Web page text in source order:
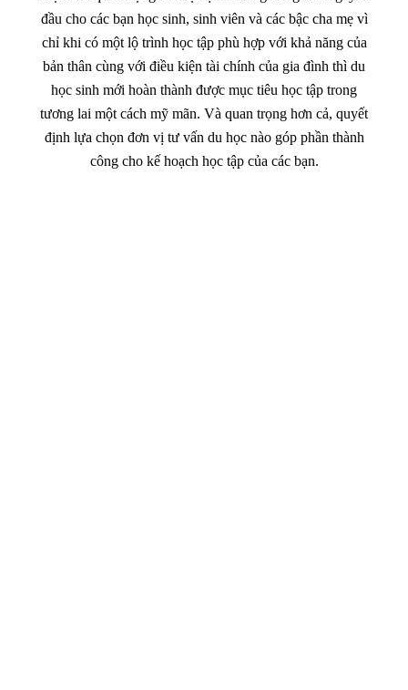
đầu cho các bạn học sinh, sinh viên và các bậc cha mẹ vì
chỉ khi có một lộ trình học tập phù hợp với khả năng của
bản thân cùng với điều kiện tài chính của gia đình thì du
học sinh mới hoàn thành được mục tiêu học tập trong
tương lai một cách mỹ mãn. Và quan trọng hơn cả, quyết
định lựa chọn đơn vị tư vấn du học nào góp phần thành
công cho kế hoạch học tập của các bạn.